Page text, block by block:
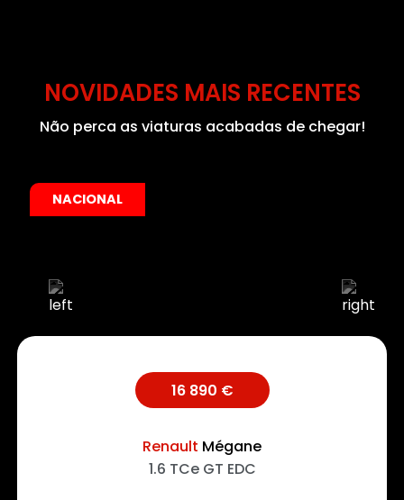
NOVIDADES MAIS RECENTES
Não perca as viaturas acabadas de chegar!
16 890 €
Renault Mégane
1.6 TCe GT EDC
NACIONAL